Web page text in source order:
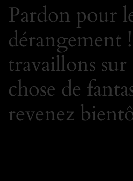
Pardon pour
dérangement
travaillons sur
chose de
revenez